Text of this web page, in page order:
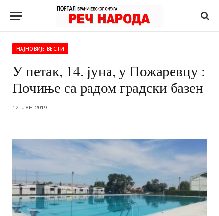
НАЈНОВИЈЕ ВЕСТИ
У петак, 14. јуна, у Пожаревцу :
Почиње са радом градски базен
12. ЈУН 2019.